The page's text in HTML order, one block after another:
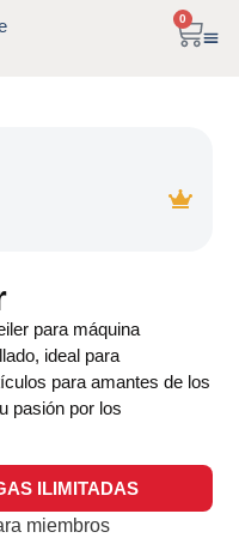
0
para máquina
ideal para
para amantes de los
pasión por los
ILIMITADAS
miembros